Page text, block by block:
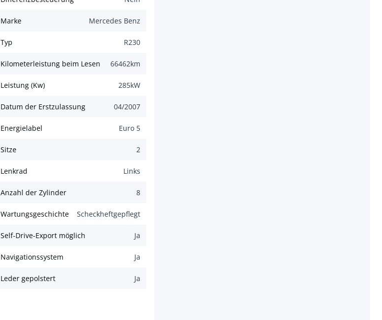
Marke Mercedes Benz
Typ R230
Kilometerleistung beim Lesen 66462km
Leistung (Kw) 285kW
Datum der Erstzulassung 04/2007
Energielabel Euro 5
Sitze 2
Lenkrad Links
Anzahl der Zylinder 8
Wartungsgeschichte Scheckheftgepflegt
Self-Drive-Export möglich Ja
Navigationssystem Ja
Leder gepolstert Ja